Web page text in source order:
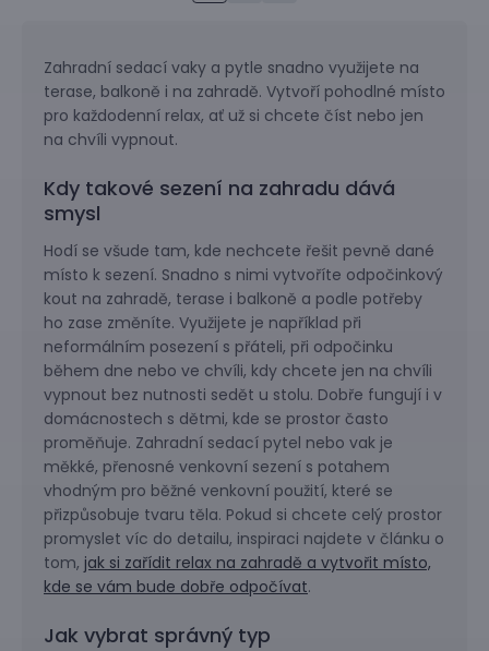
Zahradní sedací vaky a pytle snadno využijete na
terase, balkoně i na zahradě. Vytvoří pohodlné místo
pro každodenní relax, ať už si chcete číst nebo jen
na chvíli vypnout.
Kdy takové sezení na zahradu dává
smysl
Hodí se všude tam, kde nechcete řešit pevně dané
místo k sezení. Snadno s nimi vytvoříte odpočinkový
kout na zahradě, terase i balkoně a podle potřeby
ho zase změníte. Využijete je například při
neformálním posezení s přáteli, při odpočinku
během dne nebo ve chvíli, kdy chcete jen na chvíli
vypnout bez nutnosti sedět u stolu. Dobře fungují i v
domácnostech s dětmi, kde se prostor často
proměňuje. Zahradní sedací pytel nebo vak je
měkké, přenosné venkovní sezení s potahem
vhodným pro běžné venkovní použití, které se
přizpůsobuje tvaru těla. Pokud si chcete celý prostor
promyslet víc do detailu, inspiraci najdete v článku o
tom, jak si zařídit relax na zahradě a vytvořit místo,
kde se vám bude dobře odpočívat.
Jak vybrat správný typ